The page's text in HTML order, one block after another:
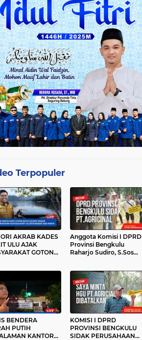
Terpopuler
AKRAB KADES
ULU AJAK
GOTONG
Anggota Komisi I DPRD
Provinsi Bengkulu
Raharjo Sudiro, S.Sos
BENDERA
PUTIH
KANTOR
KOMISI I DPRD
PROVINSI BENGKULU
SIDAK PERUSAHAAN